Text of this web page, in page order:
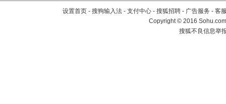
设置首页 - 搜狗输入法 - 支付中心 - 搜狐招聘 - 广告服务 - 客
Copyright©2016
搜狐不良信息举